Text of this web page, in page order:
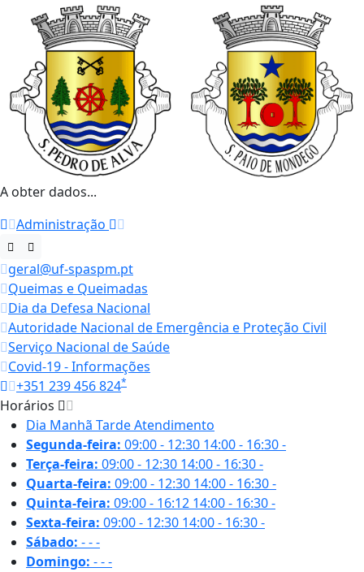
A obter dados...
Administração
geral@uf-spaspm.pt
Queimas e Queimadas
Dia da Defesa Nacional
Autoridade Nacional de Emergência e Proteção Civil
Serviço Nacional de Saúde
Covid-19 - Informações
+351 239 456 824*
Horários
Dia Manhã TardeAtendimento
Segunda-feira: 09:00 - 12:30 14:00 - 16:30-
Terça-feira: 09:00 - 12:30 14:00 - 16:30-
Quarta-feira: 09:00 - 12:30 14:00 - 16:30-
Quinta-feira: 09:00 - 16:12 14:00 - 16:30-
Sexta-feira: 09:00 - 12:30 14:00 - 16:30-
Sábado: ---
Domingo: ---